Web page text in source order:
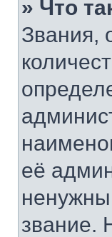
» Что
Звания,
её
звание.